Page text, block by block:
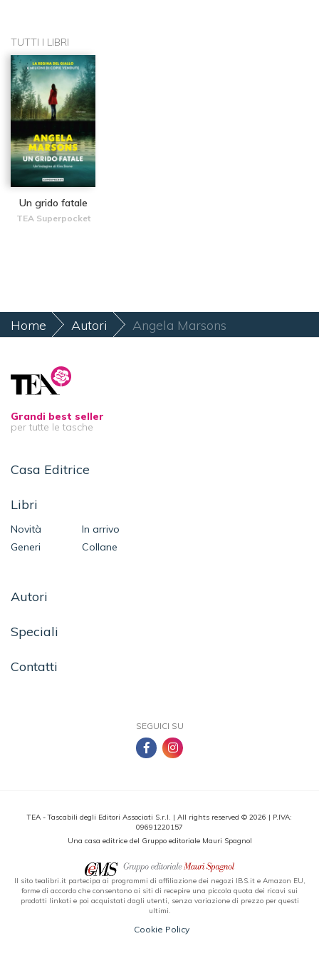
TUTTI I LIBRI
Un grido fatale
TEA Superpocket
Home Autori Angela Marsons
Grandi best seller
per tutte le tasche
Casa Editrice
Libri
Novità
In arrivo
Generi
Collane
Autori
Speciali
Contatti
SEGUICI SU
TEA - Tascabili degli Editori Associati S.r.l. | All rights reserved © 2026 | P.IVA:
09691220157
Una casa editrice del Gruppo editoriale Mauri Spagnol
Il sito tealibri.it partecipa ai programmi di affiliazione dei negozi IBS.it e Amazon EU,
forme di accordo che consentono ai siti di recepire una piccola quota dei ricavi sui
prodotti linkati e poi acquistati dagli utenti, senza variazione di prezzo per questi
ultimi.
Cookie Policy